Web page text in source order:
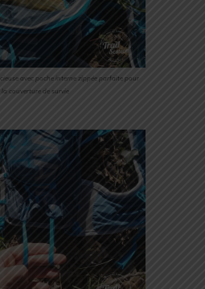
avec poche interne zippée parfaite pour
la couverture de survie